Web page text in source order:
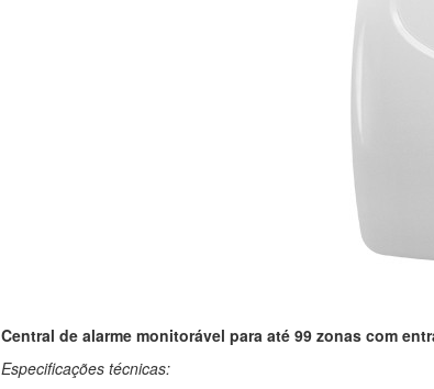
Central de alarme monitorável para até 99 zonas com
Especificações técnicas: